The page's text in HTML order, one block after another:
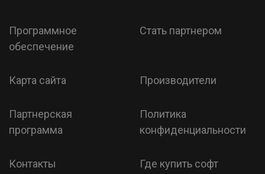
Программное
обеспечение
Стать партнером
Карта сайта Производители
Партнерская
программа
Политика
конфиденциальности
Контакты Где купить софт